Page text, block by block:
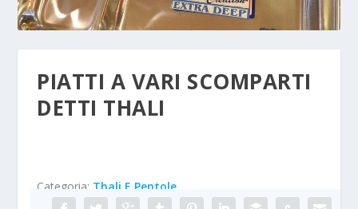
PIATTI A VARI SCOMPARTI
DETTI THALI
Categoria: Thali E Pentole